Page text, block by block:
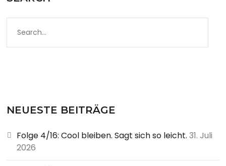
f
r
NEUESTE BEITRÄGE
Folge 4/16: Cool bleiben. Sagt sich so leicht. 31. Juli
2026